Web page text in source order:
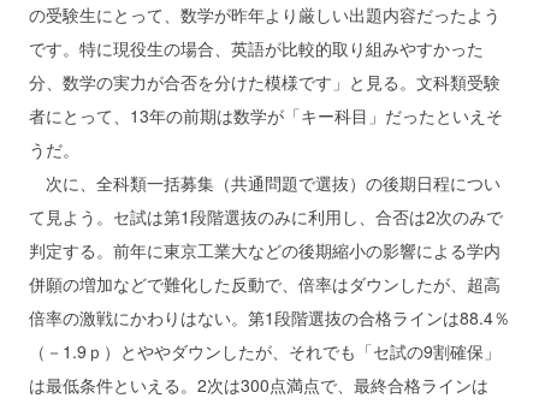
の受験生にとって、数学が昨年より厳しい出題内容だったよう
です。特に現役生の場合、英語が比較的取り組みやすかった
分、数学の実力が合否を分けた模様です」と見る。文科類受験
者にとって、13年の前期は数学が「キー科目」だったといえそ
うだ。
次に、全科類一括募集（共通問題で選抜）の後期日程につい
て見よう。セ試は第1段階選抜のみに利用し、合否は2次のみで
判定する。前年に東京工業大などの後期縮小の影響による学内
併願の増加などで難化した反動で、倍率はダウンしたが、超高
倍率の激戦にかわりはない。第1段階選抜の合格ラインは88.4％
（－1.9ｐ）とややダウンしたが、それでも「セ試の9割確保」
は最低条件といえる。2次は300点満点で、最終合格ラインは